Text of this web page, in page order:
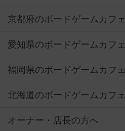
京都府のボードゲームカフェ
愛知県のボードゲームカフェ
福岡県のボードゲームカフェ
北海道のボードゲームカフェ
オーナー・店長の方へ